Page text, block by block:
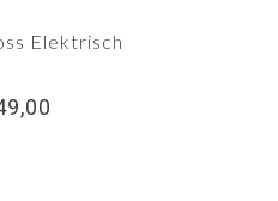
Elektrisch